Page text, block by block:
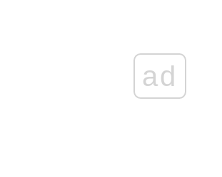
ad